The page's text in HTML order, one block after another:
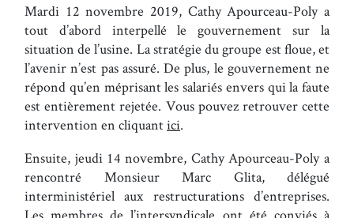
Mardi 12 novembre 2019, Cathy Apourceau-Poly a
tout d’abord interpellé le gouvernement sur la
situation de l’usine. La stratégie du groupe est floue, et
l’avenir n’est pas assuré. De plus, le gouvernement ne
répond qu’en méprisant les salariés envers qui la faute
est entièrement rejetée. Vous pouvez retrouver cette
intervention en cliquantici.
Ensuite, jeudi 14 novembre, Cathy Apourceau-Poly a
rencontré Monsieur Marc Glita, délégué
interministériel aux restructurations d’entreprises.
Les membres de l’intersyndicale ont été conviés à